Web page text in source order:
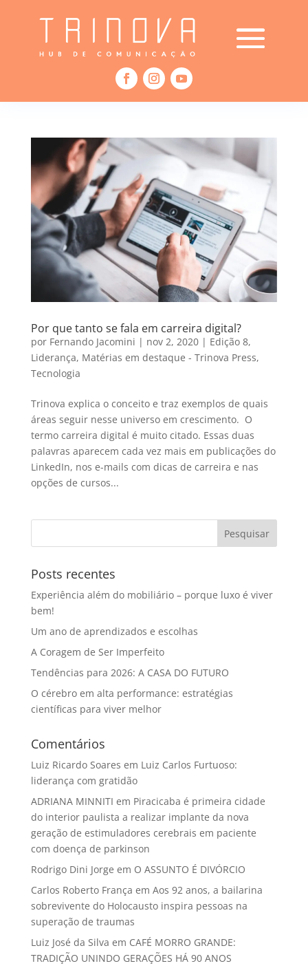
Por que tanto se fala em carreira digital?
por Fernando Jacomini | nov 2, 2020| Edição 8,
Liderança, Matérias em destaque - Trinova Press,
Tecnologia
Trinova explica o conceito e traz exemplos de quais
áreas seguir nesse universo em crescimento. O
termo carreira digital é muito citado. Essas duas
palavras aparecem cada vez mais em publicações do
LinkedIn, nos e-mails com dicas de carreira e nas
opções de cursos...
Posts recentes
Experiência além do mobiliário – porque luxo é viver
bem!
Um ano de aprendizados e escolhas
A Coragem de Ser Imperfeito
Tendências para 2026: A CASA DO FUTURO
O cérebro em alta performance: estratégias
científicas para viver melhor
Comentários
Luiz Ricardo Soares em Luiz Carlos Furtuoso:
liderança com gratidão
ADRIANA MINNITI em Piracicaba é primeira cidade
do interior paulista a realizar implante da nova
geração de estimuladores cerebrais em paciente
com doença de parkinson
Rodrigo Dini Jorge em O ASSUNTO É DIVÓRCIO
Carlos Roberto França em Aos 92 anos, a bailarina
sobrevivente do Holocausto inspira pessoas na
superação de traumas
Luiz José da Silva em CAFÉ MORRO GRANDE:
TRADIÇÃO UNINDO GERAÇÕES HÁ 90 ANOS